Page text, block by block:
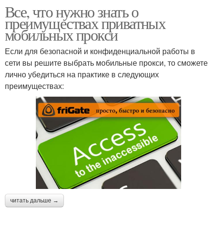
Все, что нужно знать о
преимуществах приватных
мобильных прокси
Если для безопасной и конфиденциальной работы в
сети вы решите выбрать мобильные прокси, то сможете
лично убедиться на практике в следующих
преимуществах:
читать дальше →